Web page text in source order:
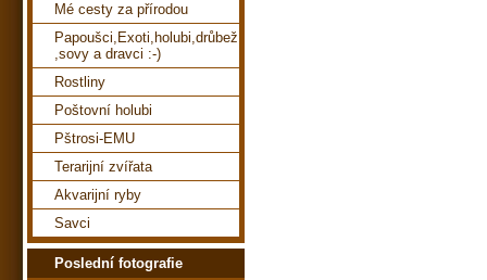
Mé cesty za přírodou
Papoušci,Exoti,holubi,drůbež
,sovy a dravci :-)
Rostliny
Poštovní holubi
Pštrosi-EMU
Terarijní zvířata
Akvarijní ryby
Savci
Poslední fotografie